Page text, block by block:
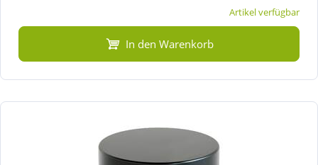
Artikel verfügbar
In den Warenkorb